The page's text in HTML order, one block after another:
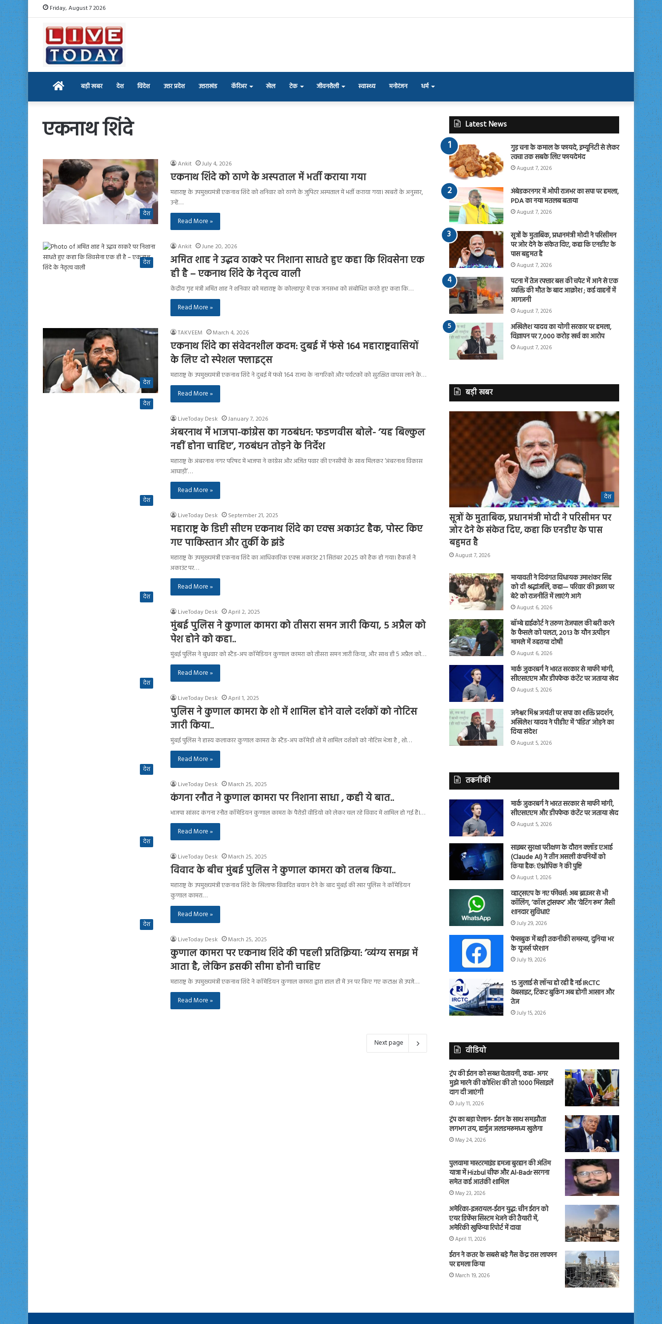
Friday, August 7 2026
Home बड़ी खबर देश विदेश उत्तर प्रदेश उत्तराखंड कॅरिअर खेल टेक जीवनशैली स्वास्थ्य मनोरंजन धर्म
एकनाथ शिंदे
देश
Ankit July 4, 2026
एकनाथ शिंदे को ठाणे के अस्पताल में भर्ती कराया गया
महाराष्ट्र के उपमुख्यमंत्री एकनाथ शिंदे को शनिवार को ठाणे के जुपिटर अस्पताल में भर्ती कराया गया। खबरों के अनुसार,
उन्हें…
Read More »
देश
Ankit June 20, 2026
अमित शाह ने उद्धव ठाकरे पर निशाना साधते हुए कहा कि शिवसेना एक
ही है – एकनाथ शिंदे के नेतृत्व वाली
केंद्रीय गृह मंत्री अमित शाह ने शनिवार को महाराष्ट्र के कोल्हापुर में एक जनसभा को संबोधित करते हुए कहा कि…
Read More »
देश
TAKVEEM March 4, 2026
एकनाथ शिंदे का संवेदनशील कदम: दुबई में फंसे 164 महाराष्ट्रवासियों
के लिए दो स्पेशल फ्लाइट्स
महाराष्ट्र के उपमुख्यमंत्री एकनाथ शिंदे ने दुबई में फंसे 164 राज्य के नागरिकों और पर्यटकों को सुरक्षित वापस लाने के…
Read More »
देश
LiveToday Desk
January 7, 2026
अंबरनाथ में भाजपा-कांग्रेस का गठबंधन: फडणवीस बोले- ‘यह बिल्कुल
नहीं होना चाहिए’, गठबंधन तोड़ने के निर्देश
महाराष्ट्र के अंबरनाथ नगर परिषद में भाजपा ने कांग्रेस और अजित पवार की एनसीपी के साथ मिलकर ‘अंबरनाथ विकास
आघाड़ी’…
Read More »
देश
LiveToday Desk
September 21, 2025
महाराष्ट्र के डिप्टी सीएम एकनाथ शिंदे का एक्स अकाउंट हैक, पोस्ट किए
गए पाकिस्तान और तुर्की के झंडे
महाराष्ट्र के उपमुख्यमंत्री एकनाथ शिंदे का आधिकारिक एक्स अकाउंट 21 सितंबर 2025 को हैक हो गया। हैकर्स ने
अकाउंट पर…
Read More »
देश
LiveToday Desk
April 2, 2025
मुंबई पुलिस ने कुणाल कामरा को तीसरा समन जारी किया, 5 अप्रैल को
पेश होने को कहा..
मुंबई पुलिस ने बुधवार को स्टैंड-अप कॉमेडियन कुणाल कामरा को तीसरा समन जारी किया, और साथ ही 5 अप्रैल को…
Read More »
देश
LiveToday Desk
April 1, 2025
पुलिस ने कुणाल कामरा के शो में शामिल होने वाले दर्शकों को नोटिस
जारी किया..
मुंबई पुलिस ने हास्य कलाकार कुणाल कामरा के स्टैंड-अप कॉमेडी शो में शामिल दर्शकों को नोटिस भेजा है , शो…
Read More »
देश
LiveToday Desk
March 25, 2025
कंगना रनौत ने कुणाल कामरा पर निशाना साधा , कही ये बात..
भाजपा सांसद कंगना रनौत कॉमेडियन कुणाल कामरा के पैरोडी वीडियो को लेकर चल रहे विवाद में शामिल हो गई हैं।…
Read More »
देश
LiveToday Desk
March 25, 2025
विवाद के बीच मुंबई पुलिस ने कुणाल कामरा को तलब किया..
महाराष्ट्र के उपमुख्यमंत्री एकनाथ शिंदे के खिलाफ विवादित बयान देने के बाद मुंबई की खार पुलिस ने कॉमेडियन
कुणाल कामरा…
Read More »
देश
LiveToday Desk
March 25, 2025
कुणाल कामरा पर एकनाथ शिंदे की पहली प्रतिक्रिया: ‘व्यंग्य समझ में
आता है, लेकिन इसकी सीमा होनी चाहिए
महाराष्ट्र के उपमुख्यमंत्री एकनाथ शिंदे ने कॉमेडियन कुणाल कामरा द्वारा हाल ही में उन पर किए गए कटाक्ष से उपजे…
Read More »
Next page
Latest News
गुड़ चना के कमाल के फायदे, इम्यूनिटी से लेकर
त्वचा तक सबके लिए फायदेमंद
August 7, 2026
अंबेडकरनगर में ओपी राजभर का सपा पर हमला,
PDA का नया मतलब बताया
August 7, 2026
सूत्रों के मुताबिक, प्रधानमंत्री मोदी ने परिसीमन
पर जोर देने के संकेत दिए, कहा कि एनडीए के
पास बहुमत है
August 7, 2026
पटना में तेज रफ्तार बस की चपेट में आने से एक
व्यक्ति की मौत के बाद आक्रोश ; कई वाहनों में
आगजनी
August 7, 2026
अखिलेश यादव का योगी सरकार पर हमला,
विज्ञापन पर 7,000 करोड़ खर्च का आरोप
August 7, 2026
बड़ी खबर
देश
सूत्रों के मुताबिक, प्रधानमंत्री मोदी ने परिसीमन पर
जोर देने के संकेत दिए, कहा कि एनडीए के पास
बहुमत है
August 7, 2026
मायावती ने दिवंगत विधायक उमाशंकर सिंह
को दी श्रद्धांजलि, कहा— परिवार की इच्छा पर
बेटे को राजनीति में लाएंगे आगे
August 6, 2026
बॉम्बे हाईकोर्ट ने तरुण तेजपाल की बरी करने
के फैसले को पलटा, 2013 के यौन उत्पीड़न
मामले में ठहराया दोषी
August 6, 2026
मार्क जुकरबर्ग ने भारत सरकार से माफी मांगी,
सीएसएएम और डीपफेक कंटेंट पर जताया खेद
August 5, 2026
जनेश्वर मिश्र जयंती पर सपा का शक्ति प्रदर्शन,
अखिलेश यादव ने पीडीए में ‘पंडित’ जोड़ने का
दिया संदेश
August 5, 2026
तकनीकी
मार्क जुकरबर्ग ने भारत सरकार से माफी मांगी,
सीएसएएम और डीपफेक कंटेंट पर जताया खेद
August 5, 2026
साइबर सुरक्षा परीक्षण के दौरान क्लॉड एआई
(Claude AI) ने तीन असली कंपनियों को
किया हैक: एंथ्रोपिक ने की पुष्टि
August 1, 2026
व्हाट्सएप के नए फीचर्स: अब ब्राउजर से भी
कॉलिंग, ‘कॉल ट्रांसफर’ और ‘वेटिंग रूम’ जैसी
शानदार सुविधाएं
July 29, 2026
फेसबुक में बड़ी तकनीकी समस्या, दुनिया भर
के यूजर्स परेशान
July 19, 2026
15 जुलाई से लॉन्च हो रही है नई IRCTC
वेबसाइट, टिकट बुकिंग अब होगी आसान और
तेज
July 15, 2026
वीडियो
ट्रंप की ईरान को सख्त चेतावनी, कहा- अगर
मुझे मारने की कोशिश की तो 1000 मिसाइलें
दाग दी जाएंगी
July 11, 2026
ट्रंप का बड़ा ऐलान- ईरान के साथ समझौता
लगभग तय, हार्मुज जलडमरूमध्य खुलेगा
May 24, 2026
पुलवामा मास्टरमाइंड हमजा बुरहान की अंतिम
यात्रा में Hizbul चीफ और Al-Badr सरगना
समेत कई आतंकी शामिल
May 23, 2026
अमेरिका-इजरायल-ईरान युद्ध: चीन ईरान को
एयर डिफेंस सिस्टम भेजने की तैयारी में,
अमेरिकी खुफिया रिपोर्ट में दावा
April 11, 2026
ईरान ने कतर के सबसे बड़े गैस केंद्र रास लाफान
पर हमला किया
March 19, 2026